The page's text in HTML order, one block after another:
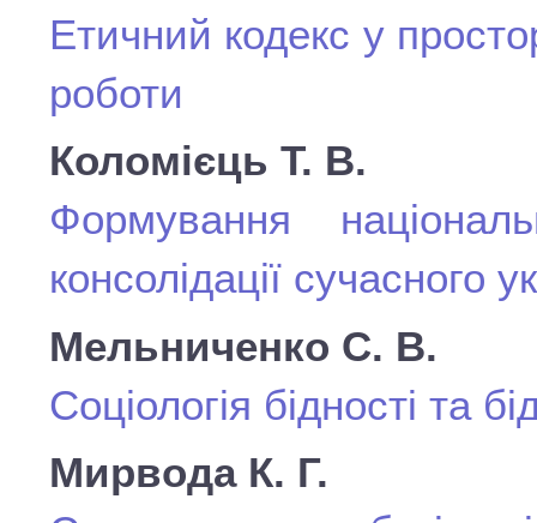
Етичний кодекс у
роботи
Коломієць Т. В.
Формування
консолідації сучасного
Мельниченко С. В.
Соціологія бідності та
Мирвода К. Г.